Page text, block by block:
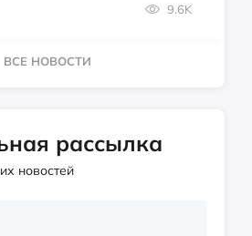
9.6K
ВСЕ НОВОСТИ
рассылка
новостей